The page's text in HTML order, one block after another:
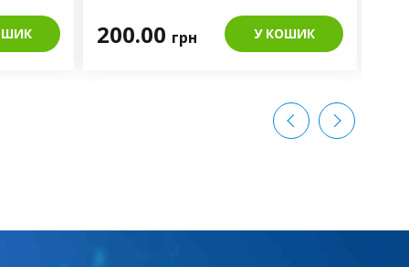
200.00 грн У КОШИК